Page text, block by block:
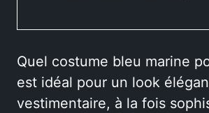
Quel costume bleu marine
est idéal pour un look
vestimentaire, à la fois